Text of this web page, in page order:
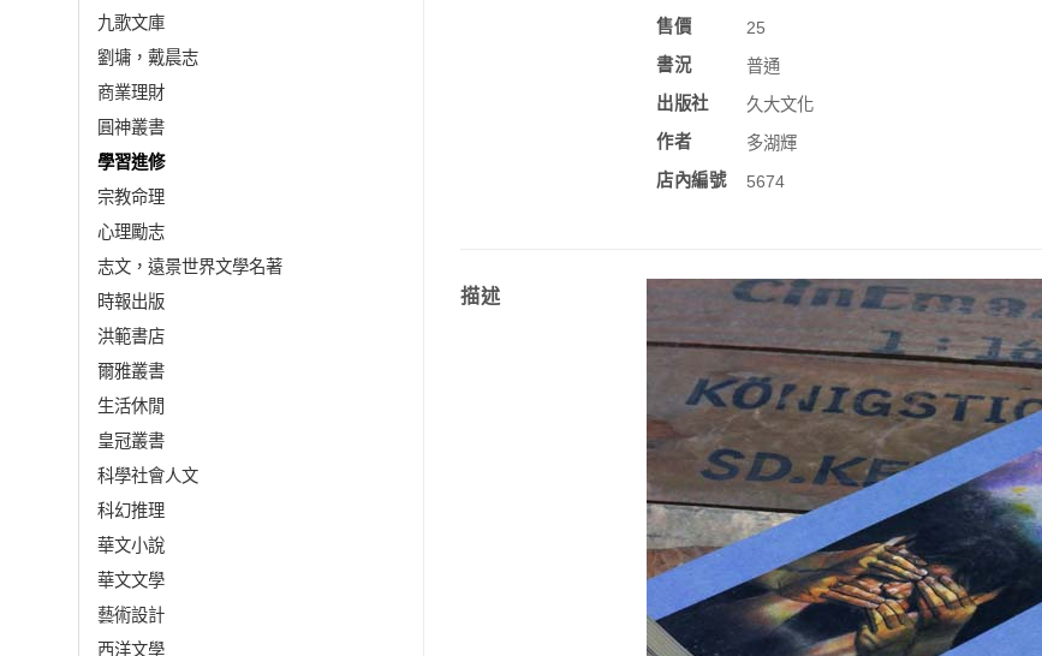
九歌文庫
劉墉，戴晨志
商業理財
圓神叢書
學習進修
宗教命理
心理勵志
志文，遠景世界文學名著
時報出版
洪範書店
爾雅叢書
生活休閒
皇冠叢書
科學社會人文
科幻推理
華文小說
華文文學
藝術設計
西洋文學
售價
25
書況
普通
出版社
久大文化
作者
多湖輝
店內編號
5674
描述